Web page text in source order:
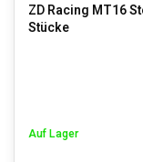
ZD Racing MT16
Stücke
Auf Lager